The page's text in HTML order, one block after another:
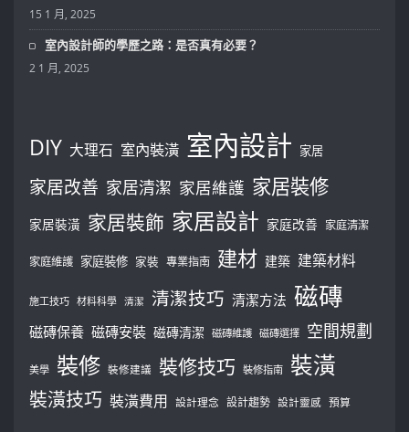
15 1 月, 2025
室內設計師的學歷之路：是否真有必要？
2 1 月, 2025
DIY 大理石 室內裝潢 室內設計 家居
家居改善 家居清潔 家居維護 家居裝修
家居裝潢 家居裝飾 家居設計 家庭改善 家庭清潔
家庭維護 家庭裝修 家裝 專業指南 建材 建築 建築材料
施工技巧 材料科學 清潔 清潔技巧 清潔方法 磁磚
磁磚保養 磁磚安裝 磁磚清潔 磁磚維護 磁磚選擇 空間規劃
美學 裝修 裝修建議 裝修技巧 裝修指南 裝潢
裝潢技巧 裝潢費用 設計理念 設計趨勢 設計靈感 預算